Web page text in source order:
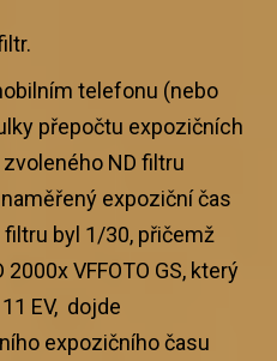
telefonu (nebo
přepočtu expozičních
ND filtru
expoziční čas
byl 1/30, přičemž
VFFOTO GS, který
EV, dojde
expozičního času